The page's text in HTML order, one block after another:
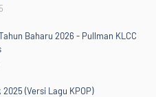
Baharu 2026 - Pullman KLCC
(Versi Lagu KPOP)